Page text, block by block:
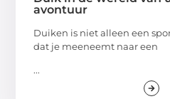
avontuur
Duiken is niet alleen een
dat je meeneemt naar een
...